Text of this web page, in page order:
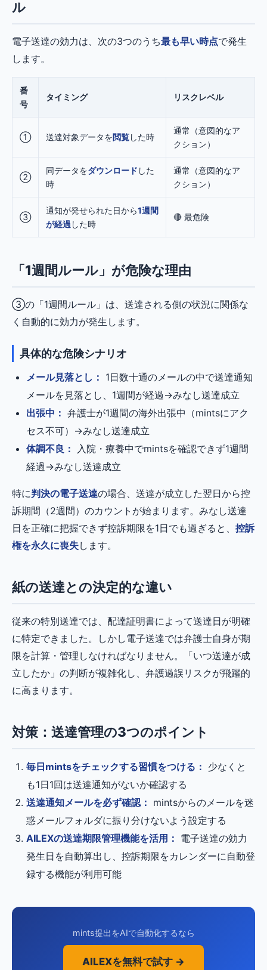
ル
電子送達の効力は、次の3つのうち最も早い時点で発生
します。
番
号
タイミング リスクレベル
① 送達対象データを閲覧した時
通常（意図的なア
クション）
②
同データをダウンロード した
時
通常（意図的なア
クション）
③
通知が発せられた日から1週間
が経過 した時
🔴 最危険
「1週間ルール」が危険な理由
③の「1週間ルール」は、送達される側の状況に関係な
く自動的に効力が発生します。
具体的な危険シナリオ
メール見落とし： 1日数十通のメールの中で送達通知
メールを見落とし、1週間が経過→みなし送達成立
出張中： 弁護士が1週間の海外出張中（mintsにアク
セス不可）→みなし送達成立
体調不良：
入院・療養中でmintsを確認できず1週間
経過→みなし送達成立
特に判決の電子送達の場合、送達が成立した翌日から控
訴期間（2週間）のカウントが始まります。みなし送達
日を正確に把握できず控訴期限を1日でも過ぎると、 控訴
権を永久に喪失します。
紙の送達との決定的な違い
従来の特別送達では、配達証明書によって送達日が明確
に特定できました。しかし電子送達では弁護士自身が期
限を計算・管理しなければなりません。「いつ送達が成
立したか」の判断が複雑化し、弁護過誤リスクが飛躍的
に高まります。
対策：送達管理の3つのポイント
毎日mintsをチェックする習慣をつける： 少なくと
も1日1回は送達通知がないか確認する
送達通知メールを必ず確認： mintsからのメールを迷
惑メールフォルダに振り分けないよう設定する
AILEXの送達期限管理機能を活用： 電子送達の効力
発生日を自動算出し、控訴期限をカレンダーに自動登
録する機能が利用可能
mints提出をAIで自動化するなら
AILEXを無料で試す →